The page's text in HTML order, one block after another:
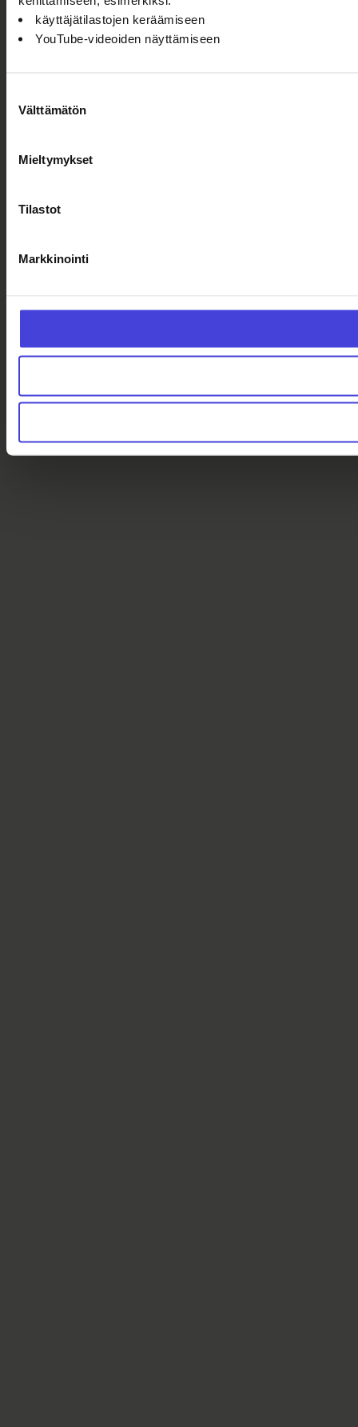
käyttäjätilastojen keräämiseen
YouTube-videoiden näyttämiseen
valinta
Välttämätön
Mieltymykset
Tilastot
Markkinointi